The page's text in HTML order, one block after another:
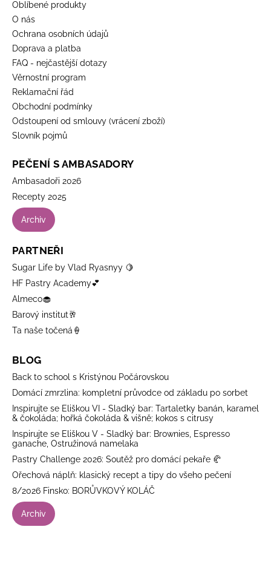
Oblíbené produkty
O nás
Ochrana osobních údajů
Doprava a platba
FAQ - nejčastější dotazy
Věrnostní program
Reklamační řád
Obchodní podmínky
Odstoupení od smlouvy (vrácení zboží)
Slovník pojmů
PEČENÍ S AMBASADORY
Ambasadoři 2026
Recepty 2025
Archiv
PARTNEŘI
Sugar Life by Vlad Ryasnyy 🍋
HF Pastry Academy💕
Almeco🧁
Barový institut🥂
Ta naše točená🍦
BLOG
Back to school s Kristýnou Počárovskou
Domácí zmrzlina: kompletní průvodce od základu po sorbet
Inspirujte se Eliškou VI - Sladký bar: Tartaletky banán, karamel
& čokoláda; hořká čokoláda & višně; kokos s citrusy
Inspirujte se Eliškou V - Sladký bar: Brownies, Espresso
ganache, Ostružinová namelaka
Pastry Challenge 2026: Soutěž pro domácí pekaře 🥐
Ořechová náplň: klasický recept a tipy do všeho pečení
8/2026 Finsko: BORŮVKOVÝ KOLÁČ
Archiv